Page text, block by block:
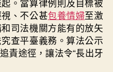
、不公甚包養情婦至激
司法機關方能有的放矢
查平臺義務。算法公示
責途徑，讓法令“長出牙